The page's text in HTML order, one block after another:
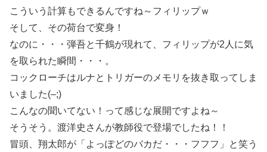
こういう計算もできるんですね～フィリップｗ
そして、その荷台で変身！
なのに・・・弾吾と千鶴が現れて、フィリップが2人に気
を取られた瞬間・・・。
コックローチはルナとトリガーのメモリを抜き取ってしま
いました(–;)
こんなの聞いてない！って感じな展開ですよね～
そうそう。渡洋史さんが教師役で登場でしたね！！
冒頭、翔太郎が「よっぽどのバカだ・・・フフフ」と笑う